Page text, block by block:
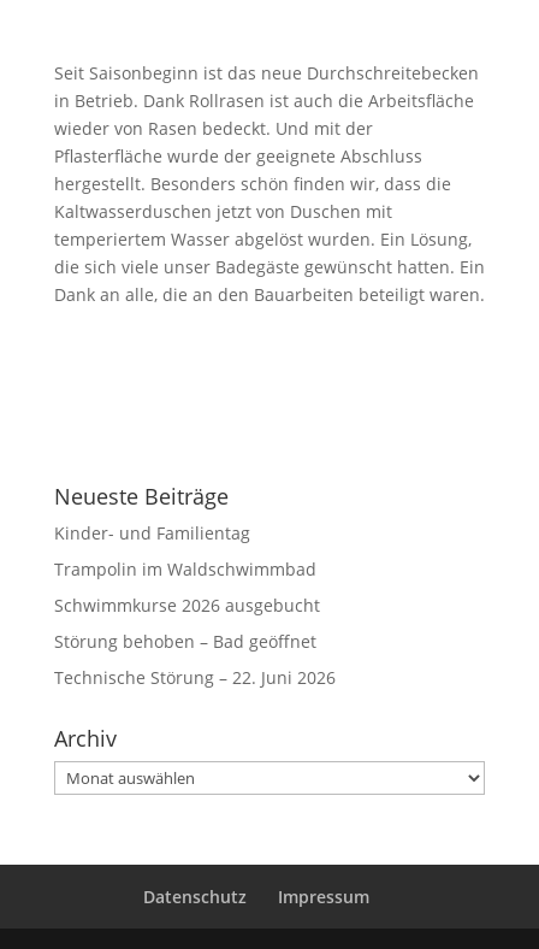
Seit Saisonbeginn ist das neue Durchschreitebecken
in Betrieb. Dank Rollrasen ist auch die Arbeitsfläche
wieder von Rasen bedeckt. Und mit der
Pflasterfläche wurde der geeignete Abschluss
hergestellt. Besonders schön finden wir, dass die
Kaltwasserduschen jetzt von Duschen mit
temperiertem Wasser abgelöst wurden. Ein Lösung,
die sich viele unser Badegäste gewünscht hatten. Ein
Dank an alle, die an den Bauarbeiten beteiligt waren.
Neueste Beiträge
Kinder- und Familientag
Trampolin im Waldschwimmbad
Schwimmkurse 2026 ausgebucht
Störung behoben – Bad geöffnet
Technische Störung – 22. Juni 2026
Archiv
Archiv
Datenschutz Impressum